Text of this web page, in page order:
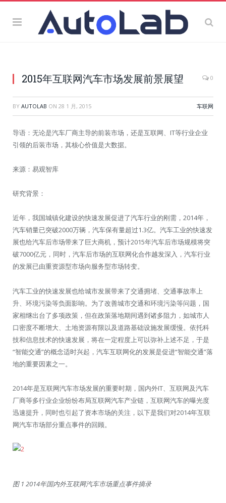
2015年互联网汽车市场发展前景展望 0
BY AUTOLAB ON 28 1 月, 2015 车联网
导语：无论是汽车厂商主导的前装市场，还是互联网、IT等行业企业
引领的后装市场，其核心价值是大数据。
来源：易观智库
研究背景：
近年，我国城镇化建设的快速发展促进了汽车行业的刚需，2014年，
汽车销量已突破2000万辆，汽车保有量超过1.3亿。汽车工业的快速发
展也给汽车后市场带来了巨大商机，预计2015年汽车后市场规模将突
破7000亿元，同时，汽车后市场的互联网化合作越发深入，汽车行业
的发展已由重资源型市场向服务型市场转变。
汽车工业的快速发展也给城市发展带来了交通拥堵、交通事故率上
升、环境污染等负面影响。为了改善城市交通和环境污染等问题，国
家相继出台了多项政策，但在政策落地期间遇到诸多阻力，如城市人
口密度不断增大、土地资源有限以及道路基础设施发展缓慢。依托科
技和信息技术的快速发展，将在一定程度上可以弥补上述不足，于是
“智能交通”的概念适时兴起，汽车互联网化的发展是促进“智能交通”落
地的重要因素之一。
2014年是互联网汽车市场发展的重要时期，国内外IT、互联网及汽车
厂商等多行业企业纷纷布局互联网汽车产业链，互联网汽车的曝光度
迅速提升，同时也引起了资本市场的关注，以下是我们对2014年互联
网汽车市场部分重点事件的回顾。
图 1 2014年国内外互联网汽车市场重点事件摘录